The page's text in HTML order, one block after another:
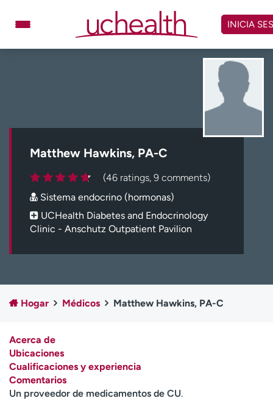
contenido
Carreras
Inicie sesión en My Health Connection
Acerca de UCHealth
Clases y eventos
Empleados
Profesionales
Contáctenos
A
y
INICIA
Matthew Hawkins, PA-C
(46 ratings, 9 comments)
Sistema endocrino (hormonas)
UCHealth Diabetes and Endocrinology
Clinic - Anschutz Outpatient Pavilion
Hogar Médicos Matthew Hawkins, PA-C
Acerca de
Ubicaciones
Cualificaciones y experiencia
Comentarios
Un proveedor de medicamentos de CU.